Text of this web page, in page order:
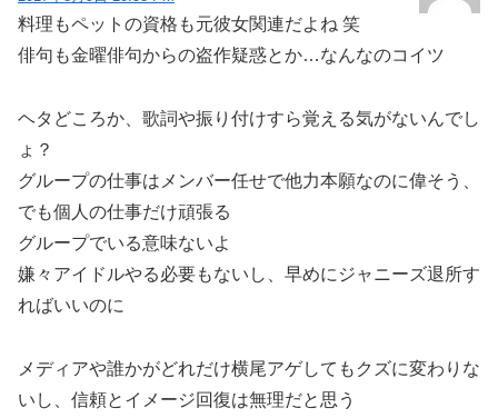
料理もペットの資格も元彼女関連だよね 笑
俳句も金曜俳句からの盗作疑惑とか…なんなのコイツ
ヘタどころか、歌詞や振り付けすら覚える気がないんでし
ょ？
グループの仕事はメンバー任せで他力本願なのに偉そう、
でも個人の仕事だけ頑張る
グループでいる意味ないよ
嫌々アイドルやる必要もないし、早めにジャニーズ退所す
ればいいのに
メディアや誰かがどれだけ横尾アゲしてもクズに変わりな
いし、信頼とイメージ回復は無理だと思う